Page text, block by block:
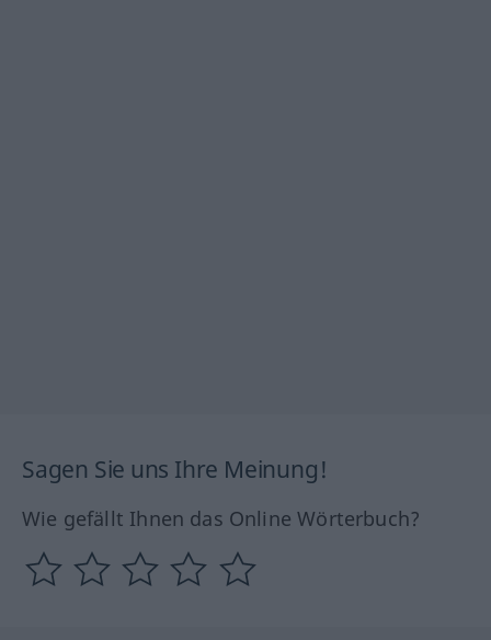
Sagen Sie uns Ihre Meinung!
Wie gefällt Ihnen das Online Wörterbuch?